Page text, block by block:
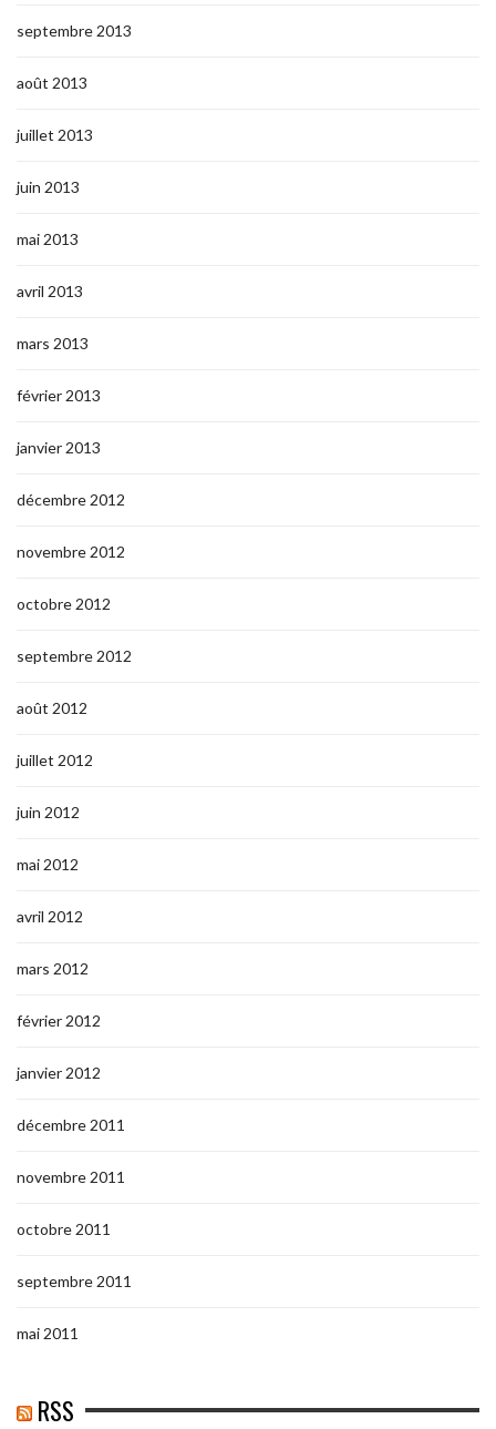
septembre 2013
août 2013
juillet 2013
juin 2013
mai 2013
avril 2013
mars 2013
février 2013
janvier 2013
décembre 2012
novembre 2012
octobre 2012
septembre 2012
août 2012
juillet 2012
juin 2012
mai 2012
avril 2012
mars 2012
février 2012
janvier 2012
décembre 2011
novembre 2011
octobre 2011
septembre 2011
mai 2011
RSS